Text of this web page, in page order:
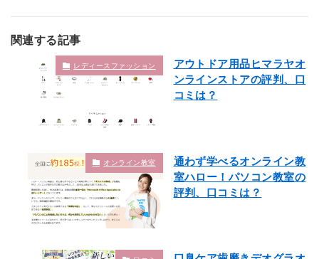
関連する記事
レディースファッション
アウトドア用品ヒマラヤオ
ンラインストアの評判、口
コミは？
オンライン教室
通わず学べるオンライン教
室ハロー！パソコン教室の
評判、口コミは？